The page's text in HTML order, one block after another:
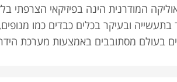
ובעיקר בכלים כבדים כמו
בעולם מסתובבים באמצעות מערכת
כוללים נוזל שבאמצעות דחיסתו או אי